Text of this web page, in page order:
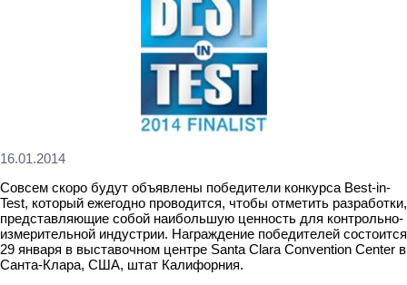
16.01.2014
Совсем скоро будут объявлены победители конкурса Best-in-
Test, который ежегодно проводится, чтобы отметить разработки,
представляющие собой наибольшую ценность для контрольно-
измерительной индустрии. Награждение победителей состоится
29 января в выставочном центре Santa Clara Convention Center в
Санта-Клара, США, штат Калифорния.